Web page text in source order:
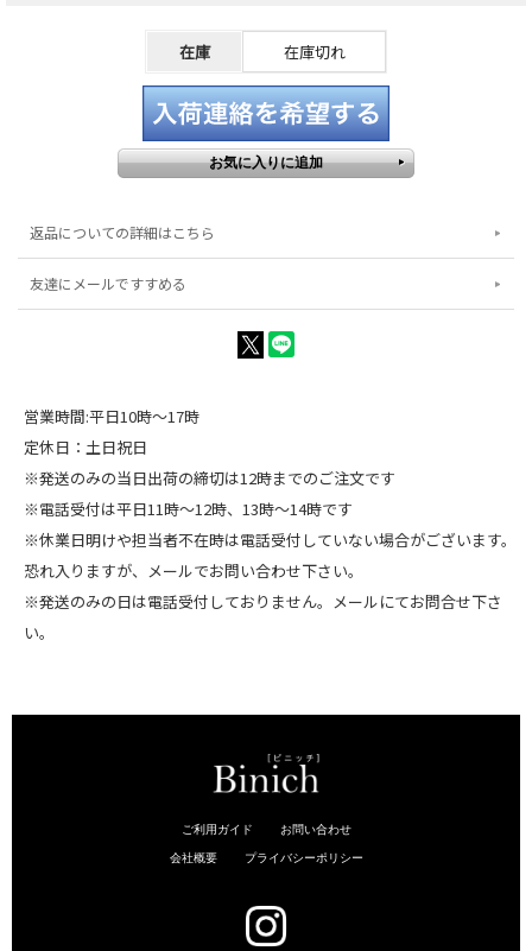
在庫 在庫切れ
返品についての詳細はこちら
友達にメールですすめる
営業時間:平日10時～17時
定休日：土日祝日
※発送のみの当日出荷の締切は12時までのご注文です
※電話受付は平日11時～12時、13時～14時です
※休業日明けや担当者不在時は電話受付していない場合がございます。
恐れ入りますが、メールでお問い合わせ下さい。
※発送のみの日は電話受付しておりません。メールにてお問合せ下さ
い。